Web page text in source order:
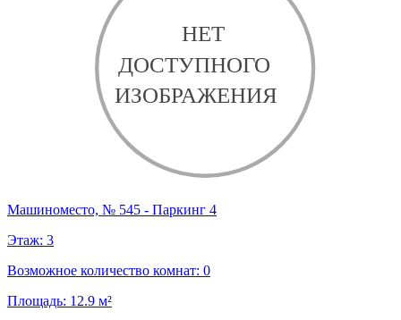
Машиноместо, № 545 - Паркинг 4
Этаж: 3
Возможное количество комнат: 0
Площадь: 12.9 м²